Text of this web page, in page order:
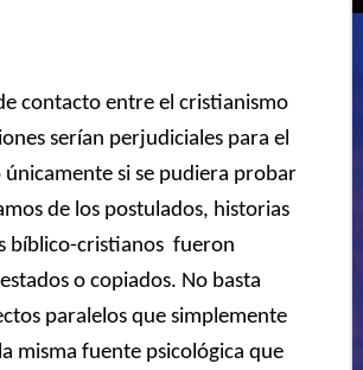
contacto entre el cristianismo
serían perjudiciales para el
si se pudiera probar
de los postulados, historias
bíblico-cristianos fueron
o copiados. No basta
paralelos que simplemente
misma fuente psicológica que